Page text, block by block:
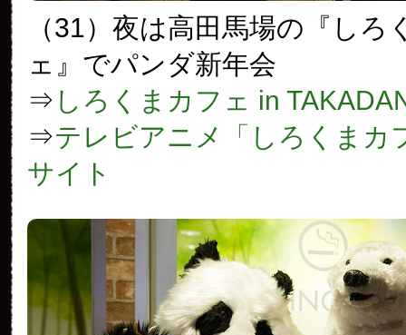
（31）夜は高田馬場の『しろ
ェ』でパンダ新年会
⇒ しろくまカフェ in
⇒テレビアニメ「しろくまカ
サイト